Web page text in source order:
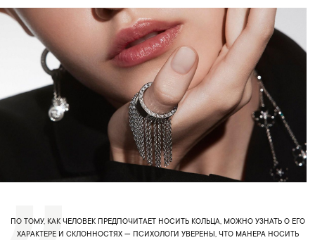
ПО ТОМУ, КАК ЧЕЛОВЕК ПРЕДПОЧИТАЕТ НОСИТЬ КОЛЬЦА, МОЖНО УЗНАТЬ О ЕГО
ХАРАКТЕРЕ И СКЛОННОСТЯХ — ПСИХОЛОГИ УВЕРЕНЫ, ЧТО МАНЕРА НОСИТЬ